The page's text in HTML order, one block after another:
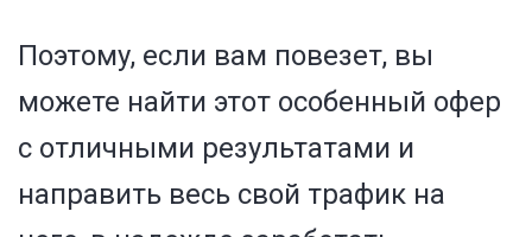
Поэтому, если вам повезет, вы
можете найти этот особенный офер
с отличными результатами и
направить весь свой трафик на